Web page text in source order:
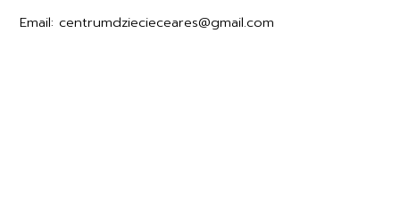
Email: centrumdziecieceares@gmail.com